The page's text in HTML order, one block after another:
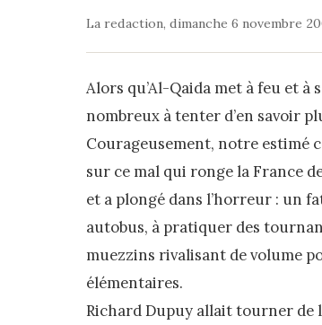
La redaction, dimanche 6 novembre
Alors qu’Al-Qaida met à feu et
nombreux à tenter d’en savoir
Courageusement, notre estimé
sur ce mal qui ronge la France
et a plongé dans l’horreur : un
autobus, à pratiquer des
muezzins rivalisant de volume
élémentaires.
Richard Dupuy allait tourner de